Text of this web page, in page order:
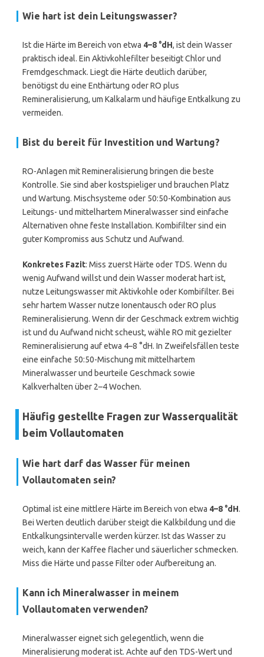
Wie hart ist dein Leitungswasser?
Ist die Härte im Bereich von etwa 4–8 °dH, ist dein Wasser
praktisch ideal. Ein Aktivkohlefilter beseitigt Chlor und
Fremdgeschmack. Liegt die Härte deutlich darüber,
benötigst du eine Enthärtung oder RO plus
Remineralisierung, um Kalkalarm und häufige Entkalkung zu
vermeiden.
Bist du bereit für Investition und Wartung?
RO-Anlagen mit Remineralisierung bringen die beste
Kontrolle. Sie sind aber kostspieliger und brauchen Platz
und Wartung. Mischsysteme oder 50:50-Kombination aus
Leitungs- und mittelhartem Mineralwasser sind einfache
Alternativen ohne feste Installation. Kombifilter sind ein
guter Kompromiss aus Schutz und Aufwand.
Konkretes Fazit: Miss zuerst Härte oder TDS. Wenn du
wenig Aufwand willst und dein Wasser moderat hart ist,
nutze Leitungswasser mit Aktivkohle oder Kombifilter. Bei
sehr hartem Wasser nutze Ionentausch oder RO plus
Remineralisierung. Wenn dir der Geschmack extrem wichtig
ist und du Aufwand nicht scheust, wähle RO mit gezielter
Remineralisierung auf etwa 4–8 °dH. In Zweifelsfällen teste
eine einfache 50:50-Mischung mit mittelhartem
Mineralwasser und beurteile Geschmack sowie
Kalkverhalten über 2–4 Wochen.
Häufig gestellte Fragen zur Wasserqualität
beim Vollautomaten
Wie hart darf das Wasser für meinen
Vollautomaten sein?
Optimal ist eine mittlere Härte im Bereich von etwa 4–8 °dH.
Bei Werten deutlich darüber steigt die Kalkbildung und die
Entkalkungsintervalle werden kürzer. Ist das Wasser zu
weich, kann der Kaffee flacher und säuerlicher schmecken.
Miss die Härte und passe Filter oder Aufbereitung an.
Kann ich Mineralwasser in meinem
Vollautomaten verwenden?
Mineralwasser eignet sich gelegentlich, wenn die
Mineralisierung moderat ist. Achte auf den TDS-Wert und